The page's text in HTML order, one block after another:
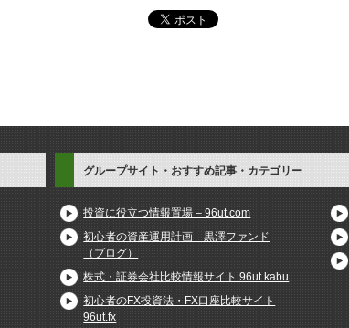
グループサイト・おすすめ記事・カテゴリー
投資に役立つ情報置場 – 96ut.com
初心者の資産運用計画 黒澤ファンド
（ブログ）
株式・証券会社比較情報サイト 96ut.kabu
初心者のFX投資法・FX口座比較サイト
96ut.fx